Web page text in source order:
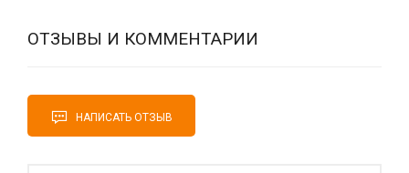
ОТЗЫВЫ И КОММЕНТАРИИ
НАПИСАТЬ ОТЗЫВ